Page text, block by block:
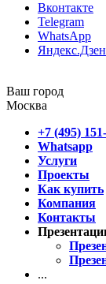
Вконтакте
Telegram
WhatsApp
Яндекс.Дзен
Ваш город
Москва
+7 (495)
Whatsapp
Услуги
Проекты
Как купить
Компания
Контакты
...